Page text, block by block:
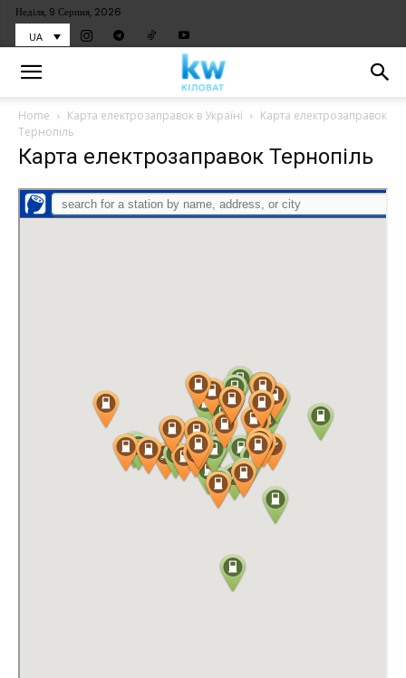
Неділя, 9 Серпня, 2026
UA
Home Карта електрозаправок в Україні
Карта електрозаправок
Тернопіль
Карта електрозаправок Тернопіль